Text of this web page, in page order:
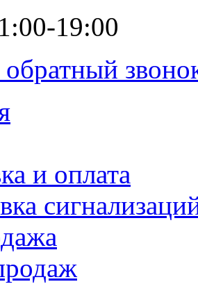
19:00
и оплата